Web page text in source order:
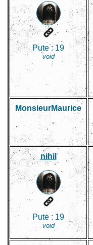
Pute :19
void
MonsieurMaurice
nihil
Pute : 19
void